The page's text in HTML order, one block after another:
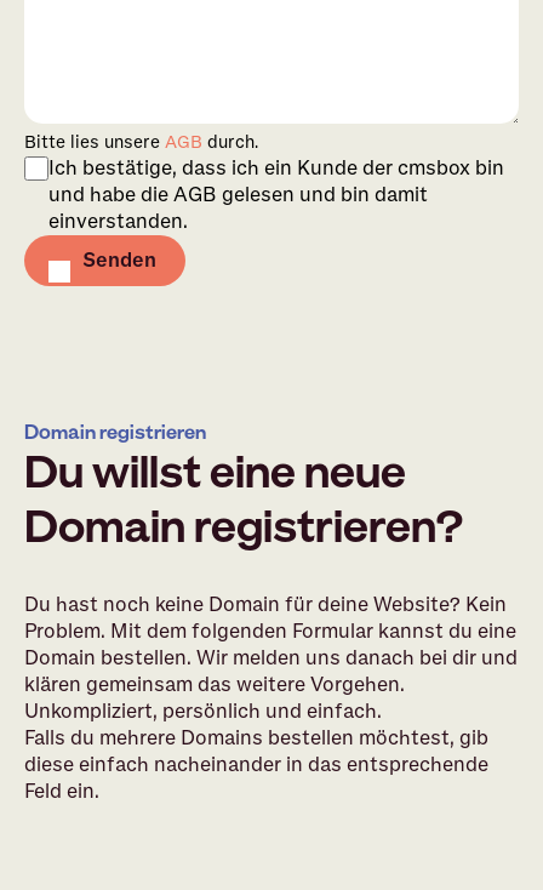
Bitte lies unsere AGB durch.
Ich bestätige, dass ich ein Kunde der cmsbox bin
und habe die AGB gelesen und bin damit
einverstanden.
Senden
Domain registrieren
Du willst eine neue
Domain registrieren?
Du hast noch keine Domain für deine Website? Kein
Problem. Mit dem folgenden Formular kannst du eine
Domain bestellen. Wir melden uns danach bei dir und
klären gemeinsam das weitere Vorgehen.
Unkompliziert, persönlich und einfach.
Falls du mehrere Domains bestellen möchtest, gib
diese einfach nacheinander in das entsprechende
Feld ein.